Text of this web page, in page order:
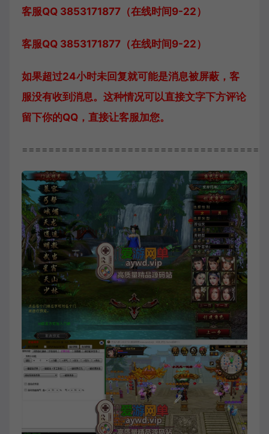
客服QQ 3853171877（在线时间9-22）
客服QQ 3853171877（在线时间9-22）
如果超过24小时未回复就可能是消息被屏蔽，客
服没有收到消息。这种情况可以直接文字下方评论
留下你的QQ，直接让客服加您。